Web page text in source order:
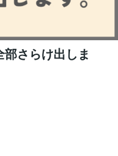
さらけ出しま